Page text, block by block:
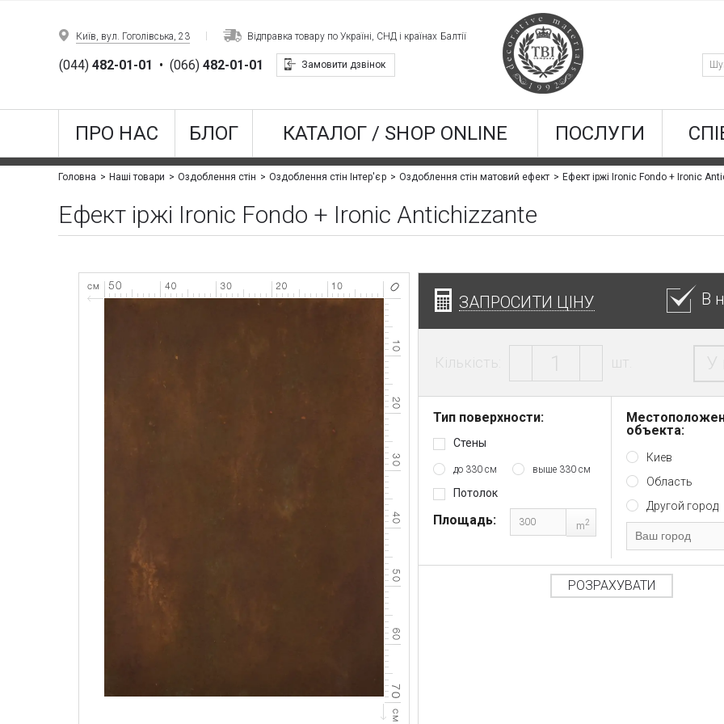
Київ, вул. Гоголівська, 23 Відправка товару по Україні, СНД і країнах Балтії
(044)482-01-01 • (066)482-01-01 Замовити дзвінок
ПРО НАС БЛОГ КАТАЛОГ / SHOP ONLINE ПОСЛУГИ
Головна Наші товари Оздоблення стін Оздоблення стін Інтер'єр Оздоблення стін матовий ефект Ефект іржі Ironic Fondo + Ironic
Ефект іржі Ironic Fondo + Ironic Antichizzante
ЗАПРОСИТИ ЦІНУ В
Кількість: шт. У
Тип поверхности:
Стены
до 330 см выше 330 см
Потолок
Площадь: m2
объекта:
Киев
Область
Другой город
РОЗРАХУВАТИ